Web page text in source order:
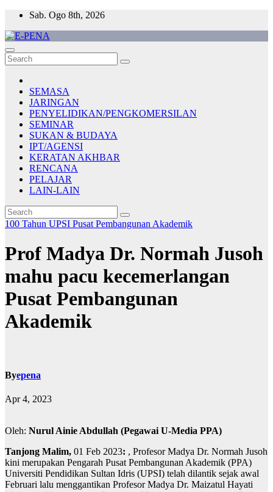
Skip
content
Sab. Ogo 8th, 2026
E-PENA
Berita Digital Terkini
SEMASA
JARINGAN
PENYELIDIKAN/PENGKOMERSILAN
SEMINAR
SUKAN & BUDAYA
IPT/AGENSI
KERATAN AKHBAR
RENCANA
PELAJAR
LAIN-LAIN
100 Tahun UPSI Pusat Pembangunan Akademik
Prof Madya Dr. Normah Jusoh
mahu pacu kecemerlangan
Pusat Pembangunan
Akademik
Byepena
Apr 4, 2023
Oleh: Nurul Ainie Abdullah (Pegawai U-Media PPA)
Tanjong Malim, 01 Feb 2023: , Profesor Madya Dr. Normah Jusoh
kini merupakan Pengarah Pusat Pembangunan Akademik (PPA)
Universiti Pendidikan Sultan Idris (UPSI) telah dilantik sejak awal
Februari lalu menggantikan Profesor Madya Dr. Maizatul Hayati